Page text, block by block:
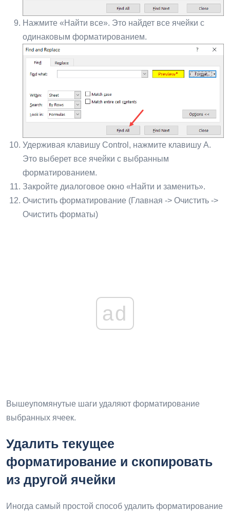
Нажмите «Найти все». Это найдет все ячейки с
одинаковым форматированием.
Удерживая клавишу Control, нажмите клавишу A.
Это выберет все ячейки с выбранным
форматированием.
Закройте диалоговое окно «Найти и заменить».
Очистить форматирование (Главная -> Очистить ->
Очистить форматы)
ad
Вышеупомянутые шаги удаляют форматирование
выбранных ячеек.
Удалить текущее
форматирование и скопировать
из другой ячейки
Иногда самый простой способ удалить форматирование